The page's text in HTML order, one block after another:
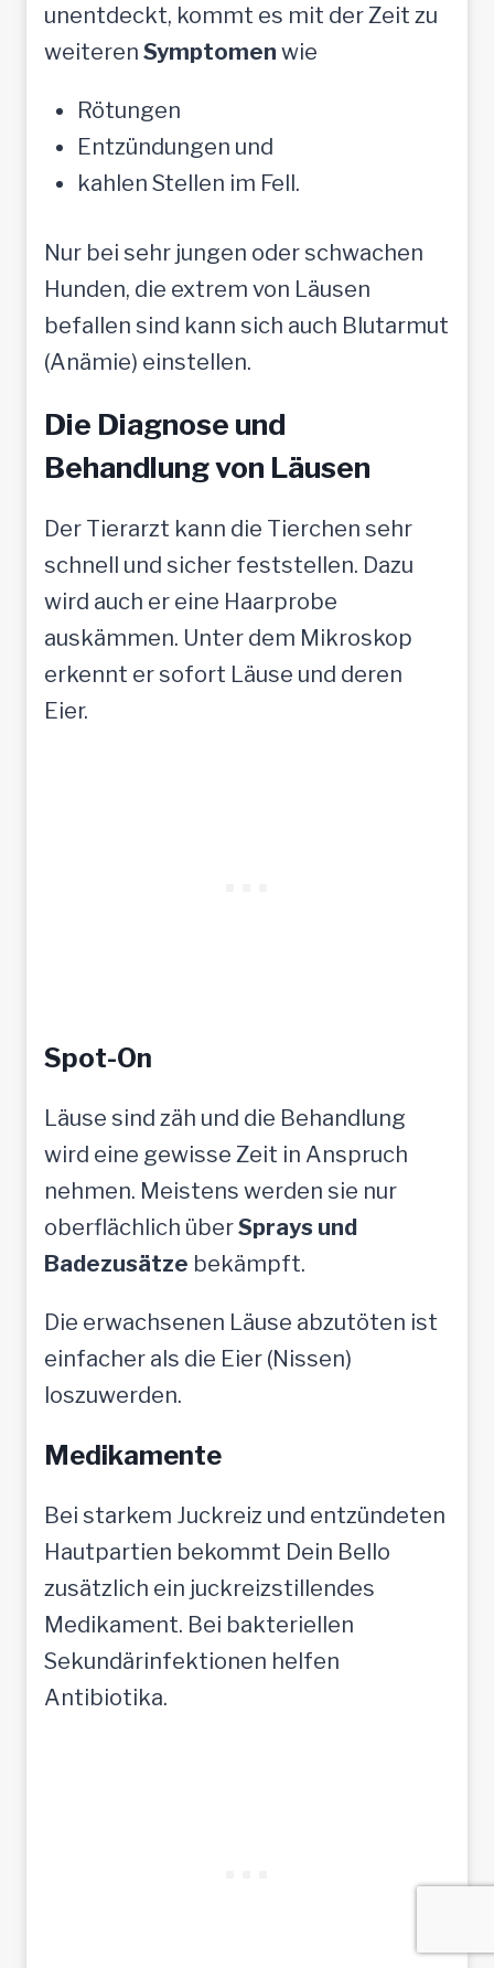
unentdeckt, kommt es mit der Zeit zu
weiteren Symptomen wie
Rötungen
Entzündungen und
kahlen Stellen im Fell.
Nur bei sehr jungen oder schwachen
Hunden, die extrem von Läusen
befallen sind kann sich auch Blutarmut
(Anämie) einstellen.
Die Diagnose und
Behandlung von Läusen
Der Tierarzt kann die Tierchen sehr
schnell und sicher feststellen. Dazu
wird auch er eine Haarprobe
auskämmen. Unter dem Mikroskop
erkennt er sofort Läuse und deren
Eier.
Spot-On
Läuse sind zäh und die Behandlung
wird eine gewisse Zeit in Anspruch
nehmen. Meistens werden sie nur
oberflächlich überSprays und
Badezusätze bekämpft.
Die erwachsenen Läuse abzutöten ist
einfacher als die Eier (Nissen)
loszuwerden.
Medikamente
Bei starkem Juckreiz und entzündeten
Hautpartien bekommt Dein Bello
zusätzlich ein juckreizstillendes
Medikament. Bei bakteriellen
Sekundärinfektionen helfen
Antibiotika.